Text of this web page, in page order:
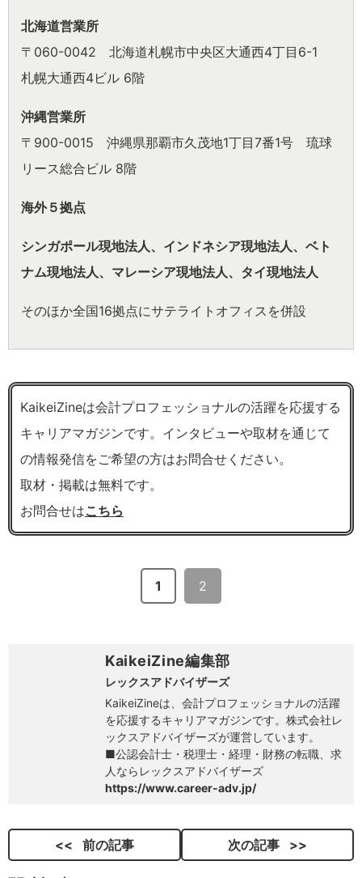
北海道営業所
〒060-0042 北海道札幌市中央区大通西4丁目6-1
札幌大通西4ビル 6階
沖縄営業所
〒900-0015 沖縄県那覇市久茂地1丁目7番1号 琉球
リース総合ビル 8階
海外５拠点
シンガポール現地法人、 インドネシア現地法人、 ベト
ナム現地法人、 マレーシア現地法人、 タイ現地法人
そのほか全国16拠点にサテライトオフィスを併設
KaikeiZineは会計プロフェッショナルの活躍を応援する
キャリアマガジンです。インタビューや取材を通じて
の情報発信をご希望の方はお問合せください。
取材・掲載は無料です。
お問合せはこちら
1 2
KaikeiZine編集部
レックスアドバイザーズ
KaikeiZineは、会計プロフェッショナルの活躍
を応援するキャリアマガジンです。株式会社レ
ックスアドバイザーズが運営しています。
■公認会計士・税理士・経理・財務の転職、求
人ならレックスアドバイザーズ
https://www.career-adv.jp/
前の記事 次の記事